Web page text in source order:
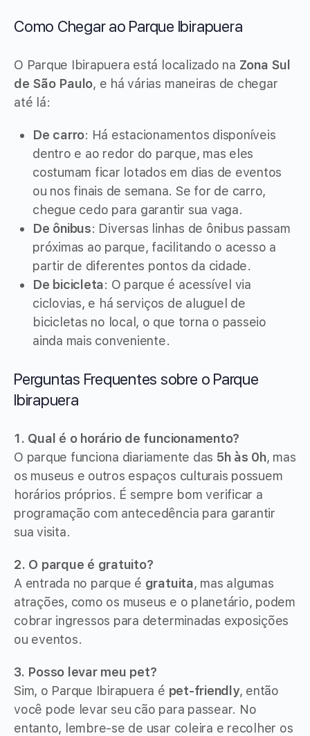
Como Chegar ao Parque Ibirapuera
O Parque Ibirapuera está localizado na Zona Sul
de São Paulo, e há várias maneiras de chegar
até lá:
De carro: Há estacionamentos disponíveis
dentro e ao redor do parque, mas eles
costumam ficar lotados em dias de eventos
ou nos finais de semana. Se for de carro,
chegue cedo para garantir sua vaga.
De ônibus: Diversas linhas de ônibus passam
próximas ao parque, facilitando o acesso a
partir de diferentes pontos da cidade.
De bicicleta: O parque é acessível via
ciclovias, e há serviços de aluguel de
bicicletas no local, o que torna o passeio
ainda mais conveniente.
Perguntas Frequentes sobre o Parque
Ibirapuera
1. Qual é o horário de funcionamento?
O parque funciona diariamente das 5h às 0h, mas
os museus e outros espaços culturais possuem
horários próprios. É sempre bom verificar a
programação com antecedência para garantir
sua visita.
2. O parque é gratuito?
A entrada no parque é gratuita, mas algumas
atrações, como os museus e o planetário, podem
cobrar ingressos para determinadas exposições
ou eventos.
3. Posso levar meu pet?
Sim, o Parque Ibirapuera é pet-friendly, então
você pode levar seu cão para passear. No
entanto, lembre-se de usar coleira e recolher os